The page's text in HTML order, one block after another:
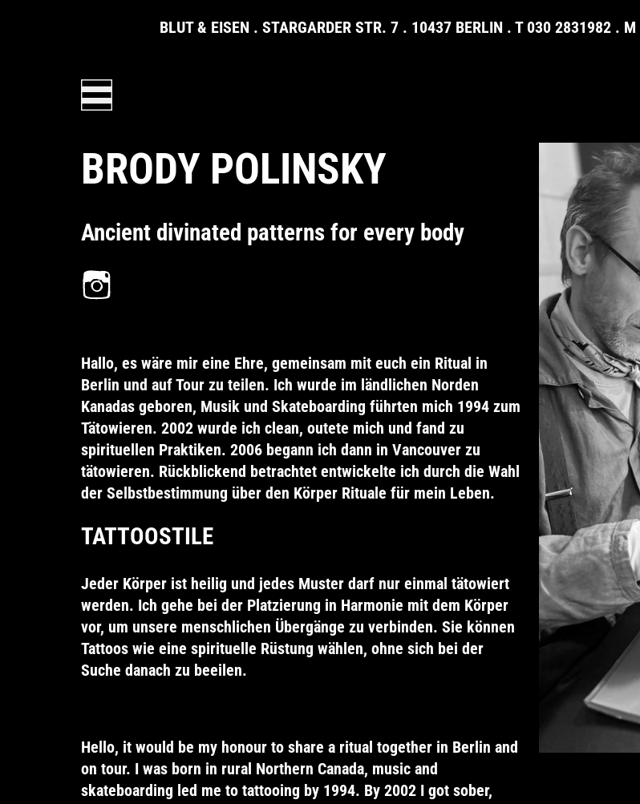
BLUT & EISEN . STARGARDER STR. 7 . 10437 BERLIN . T 030 2831982 . M
BRODY POLINSKY
Ancient divinated patterns for every body
Hallo, es wäre mir eine Ehre, gemeinsam mit euch ein Ritual in
Berlin und auf Tour zu teilen. Ich wurde im ländlichen Norden
Kanadas geboren, Musik und Skateboarding führten mich 1994 zum
Tätowieren. 2002 wurde ich clean, outete mich und fand zu
spirituellen Praktiken. 2006 begann ich dann in Vancouver zu
tätowieren. Rückblickend betrachtet entwickelte ich durch die Wahl
der Selbstbestimmung über den Körper Rituale für mein Leben.
TATTOOSTILE
Jeder Körper ist heilig und jedes Muster darf nur einmal tätowiert
werden. Ich gehe bei der Platzierung in Harmonie mit dem Körper
vor, um unsere menschlichen Übergänge zu verbinden. Sie können
Tattoos wie eine spirituelle Rüstung wählen, ohne sich bei der
Suche danach zu beeilen.
Hello, it would be my honour to share a ritual together in Berlin and
on tour. I was born in rural Northern Canada, music and
skateboarding led me to tattooing by 1994. By 2002 I got sober,